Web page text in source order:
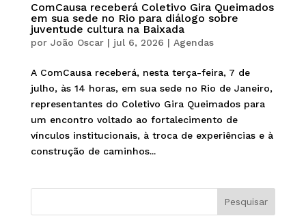
ComCausa receberá Coletivo Gira Queimados
em sua sede no Rio para diálogo sobre
juventude cultura na Baixada
por João Oscar| jul 6, 2026 | Agendas
A ComCausa receberá, nesta terça-feira, 7 de
julho, às 14 horas, em sua sede no Rio de Janeiro,
representantes do Coletivo Gira Queimados para
um encontro voltado ao fortalecimento de
vínculos institucionais, à troca de experiências e à
construção de caminhos...
Pesquisar